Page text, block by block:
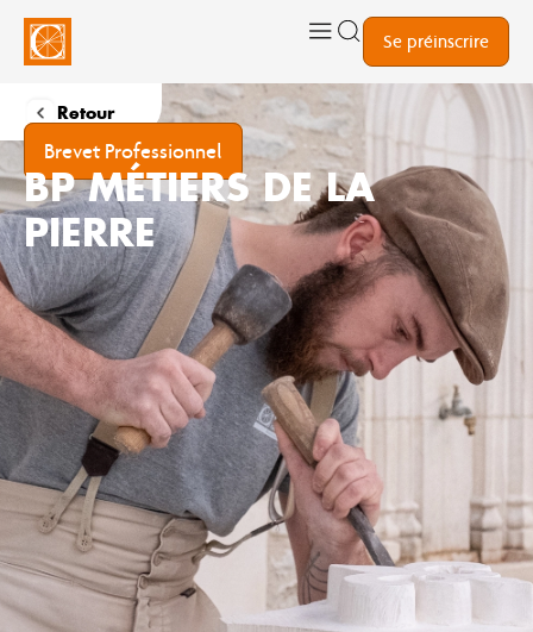
Se préinscrire
Retour
Brevet Professionnel
BP MÉTIERS DE LA
PIERRE